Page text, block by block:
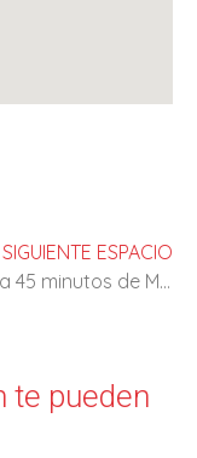
ESPACIO
Almeria a 45 minutos de Madrid
te pueden